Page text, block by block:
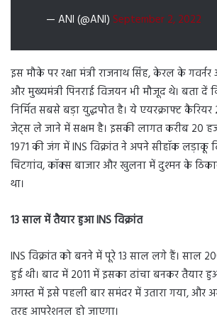
— ANI (@ANI) September 2, 2022
इस मौके पर रक्षा मंत्री राजनाथ सिंह, केरल के
और मुख्यमंत्री पिनराई विजयन भी मौजूद थे। बता दें
निर्मित सबसे बड़ा युद्धपोत है। ये एयरक्राफ्ट
जेट्स ले जाने में सक्षम है। इसकी लागत करीब 20
1971 की जंग में INS विक्रांत ने अपने सीहॉक लड़ाकू
चिटगांव, कॉक्स बाजार और खुलना में दुश्मन के
था।
13 साल में तैयार हुआ INS विक्रांत
INS विक्रांत को बनने में पूरे 13 साल लगे हैं। साल
हुई थी। बाद में 2011 में इसका ढांचा बनकर तैयार
अगस्त में इसे पहली बार समंदर में उतारा गया, और
तरह आपरेशनल हो जाएगा।